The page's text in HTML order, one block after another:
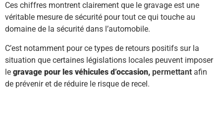
Ces chiffres montrent clairement que le gravage est une
véritable mesure de sécurité pour tout ce qui touche au
domaine de la sécurité dans l’automobile.
C’est notamment pour ce types de retours positifs sur la
situation que certaines législations locales peuvent imposer
le gravage pour les véhicules d’occasion, permettant afin
de prévenir et de réduire le risque de recel.